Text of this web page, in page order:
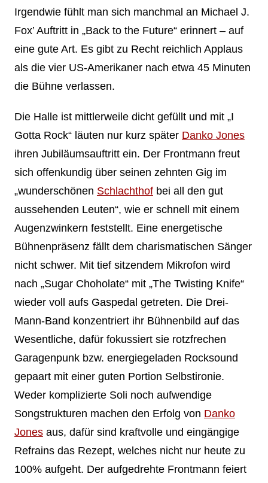
Irgendwie fühlt man sich manchmal an Michael J.
Fox’ Auftritt in „Back to the Future“ erinnert – auf
eine gute Art. Es gibt zu Recht reichlich Applaus
als die vier US-Amerikaner nach etwa 45 Minuten
die Bühne verlassen.
Die Halle ist mittlerweile dicht gefüllt und mit „I
Gotta Rock“ läuten nur kurz später Danko Jones
ihren Jubiläumsauftritt ein. Der Frontmann freut
sich offenkundig über seinen zehnten Gig im
„wunderschönen Schlachthofbei all den gut
aussehenden Leuten“, wie er schnell mit einem
Augenzwinkern feststellt. Eine energetische
Bühnenpräsenz fällt dem charismatischen Sänger
nicht schwer. Mit tief sitzendem Mikrofon wird
nach „Sugar Choholate“ mit „The Twisting Knife“
wieder voll aufs Gaspedal getreten. Die Drei-
Mann-Band konzentriert ihr Bühnenbild auf das
Wesentliche, dafür fokussiert sie rotzfrechen
Garagenpunk bzw. energiegeladen Rocksound
gepaart mit einer guten Portion Selbstironie.
Weder komplizierte Soli noch aufwendige
Songstrukturen machen den Erfolg von Danko
Jonesaus, dafür sind kraftvolle und eingängige
Refrains das Rezept, welches nicht nur heute zu
100% aufgeht. Der aufgedrehte Frontmann feiert